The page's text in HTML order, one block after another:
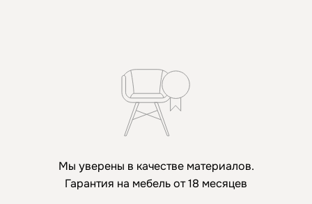
Мы уверены в качестве материалов.
Гарантия на мебель от 18 месяцев